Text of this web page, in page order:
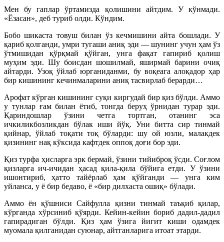
Мен бу гаплар ўртамизда қолишини айтдим. У кўнмади.
«Ёзасан», деб туриб олди. Кўндим.
Бобо шикаста товуш билан ўз кечмишини айта бошлади. У
қариб қолганди, умри тугаши аниқ эди — шунинг учун ҳам ўз
ўтмишидан қўрқмай қўйган, унга фақат гапириб қолиш
муҳим эди. Шу боисдан шошилмай, яширмай барини очиқ
айтарди. Узоқ ўйлаб юрганиданми, бу воқеага алоқадор ҳар
бир кишининг кечинмаларини аниқ тасвирлаб берарди…
Арофат кўрган кишининг суқи киргудай бир қиз бўлди. Аммо
у тунлар ғам билан ётиб, тонгда беруҳ ўрнидан турар эди.
Қариндошлар ўзини четга тортган, отанинг эса
ичкиликбозликдан бўлак иши йўқ. Уни битта сир тинмай
қийнар, ўйлаб тоқати тоқ бўларди: шу ой юзли, малакдек
қизининг нақ кўксида кафтдек оппоқ доғи бор эди.
Қиз турфа ҳисларга эрк бермай, ўзини тийиброқ ўсди. Соғлом
қизларга ич-ичидан ҳасад қила-қила бўйига етди. У ўзини
ишонтириб, ҳатто тайёрлаб ҳам қўйганди — унга ким
уйланса, у ё бир бедаво, ё «бир дилхаста ошиқ» бўлади.
Аммо ён қўшниси Сайфулла қизни тинмай таъқиб қилар,
кўрганда хўрсиниб қўярди. Кейин-кейин бориб дадил-дадил
гапирадиган бўлди. Қиз ҳам ўзига йигит киши одамдек
муомала қилганидан суюнар, айтганларига итоат этарди.